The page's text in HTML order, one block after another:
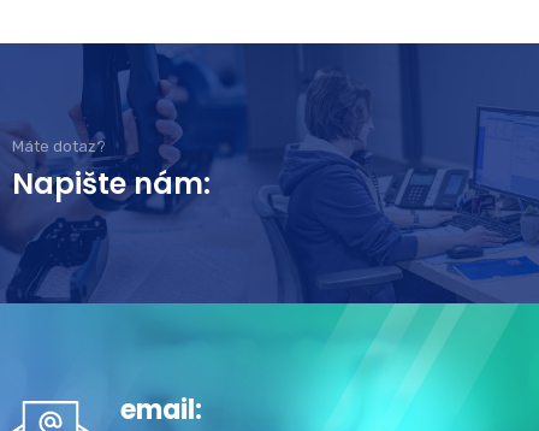
Máte dotaz?
Napište nám:
email: